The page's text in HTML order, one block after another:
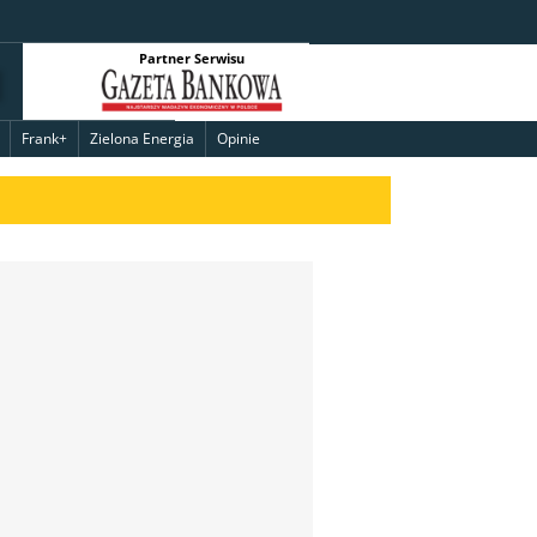
Partner Serwisu
Frank+ Zielona Energia Opinie